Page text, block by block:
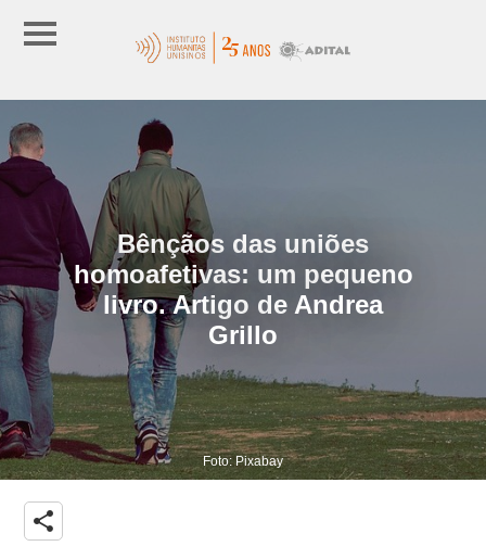
Bênçãos das uniões
homoafetivas: um pequeno
livro. Artigo de Andrea
Grillo
Foto: Pixabay
share